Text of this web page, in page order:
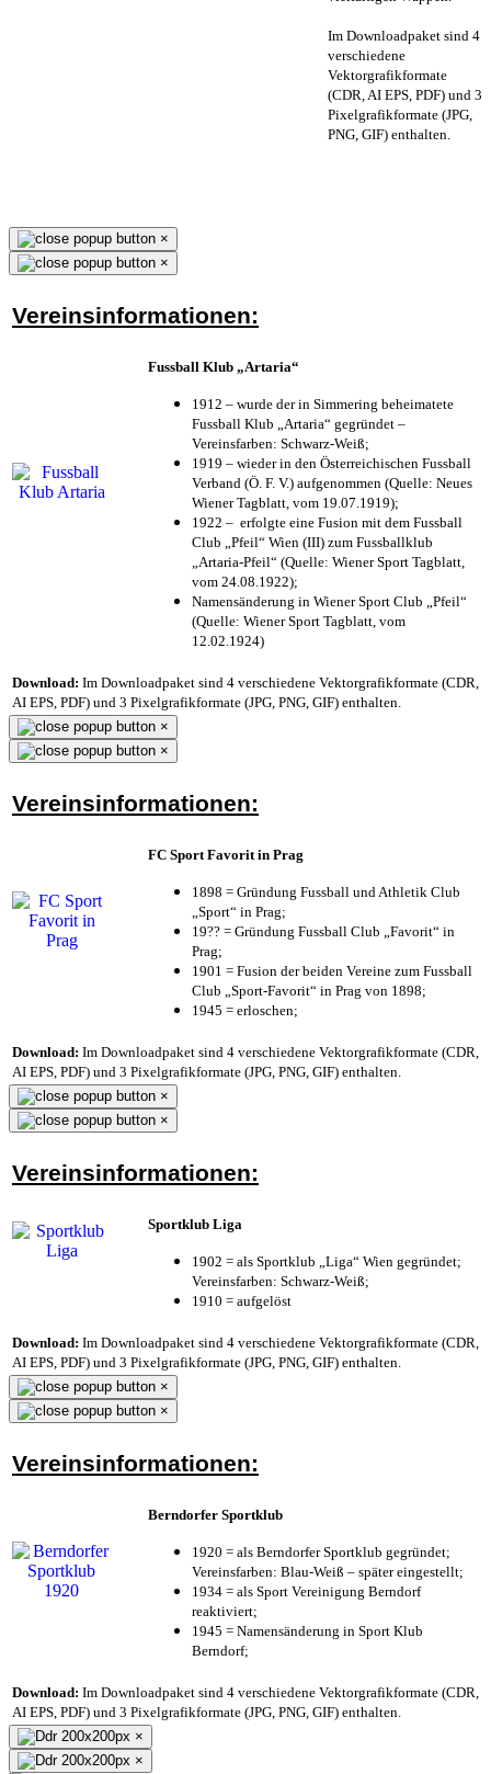
Im Downloadpaket sind 4
verschiedene
Vektorgrafikformate
(CDR, AI EPS, PDF) und 3
Pixelgrafikformate (JPG,
PNG, GIF) enthalten.
×
×
Vereinsinformationen:
Fussball Klub „Artaria“
1912 – wurde der in Simmering beheimatete
Fussball Klub „Artaria“ gegründet –
Vereinsfarben: Schwarz-Weiß;
1919 – wieder in den Österreichischen Fussball
Verband (Ö. F. V.) aufgenommen (Quelle: Neues
Wiener Tagblatt, vom 19.07.1919);
1922 – erfolgte eine Fusion mit dem Fussball
Club „Pfeil“ Wien (III) zum Fussballklub
„Artaria-Pfeil“ (Quelle: Wiener Sport Tagblatt,
vom 24.08.1922);
Namensänderung in Wiener Sport Club „Pfeil“
(Quelle: Wiener Sport Tagblatt, vom
12.02.1924)
Download: Im Downloadpaket sind 4 verschiedene Vektorgrafikformate (CDR,
AI EPS, PDF) und 3 Pixelgrafikformate (JPG, PNG, GIF) enthalten.
×
×
Vereinsinformationen:
FC Sport Favorit in Prag
1898 = Gründung Fussball und Athletik Club
„Sport“ in Prag;
19?? = Gründung Fussball Club „Favorit“ in
Prag;
1901 = Fusion der beiden Vereine zum Fussball
Club „Sport-Favorit“ in Prag von 1898;
1945 = erloschen;
Download: Im Downloadpaket sind 4 verschiedene Vektorgrafikformate (CDR,
AI EPS, PDF) und 3 Pixelgrafikformate (JPG, PNG, GIF) enthalten.
×
×
Vereinsinformationen:
Sportklub Liga
1902 = als Sportklub „Liga“ Wien gegründet;
Vereinsfarben: Schwarz-Weiß;
1910 = aufgelöst
Download: Im Downloadpaket sind 4 verschiedene Vektorgrafikformate (CDR,
AI EPS, PDF) und 3 Pixelgrafikformate (JPG, PNG, GIF) enthalten.
×
×
Vereinsinformationen:
Berndorfer Sportklub
1920 = als Berndorfer Sportklub gegründet;
Vereinsfarben: Blau-Weiß – später eingestellt;
1934 = als Sport Vereinigung Berndorf
reaktiviert;
1945 = Namensänderung in Sport Klub
Berndorf;
Download: Im Downloadpaket sind 4 verschiedene Vektorgrafikformate (CDR,
AI EPS, PDF) und 3 Pixelgrafikformate (JPG, PNG, GIF) enthalten.
×
×